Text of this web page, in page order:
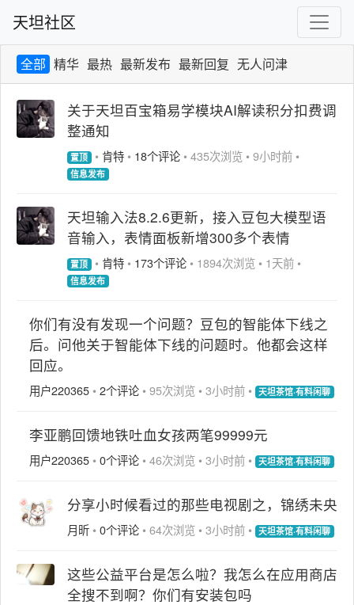
天坦社区
全部 精华 最热 最新发布 最新回复 无人问津
关于天坦百宝箱易学模块AI解读积分扣费调
整通知
置顶 • 肯特 • 18个评论 • 435次浏览 • 9小时前 •
信息发布
天坦输入法8.2.6更新，接入豆包大模型语
音输入，表情面板新增300多个表情
置顶 • 肯特 • 173个评论 • 1894次浏览 • 1天前 •
信息发布
你们有没有发现一个问题？豆包的智能体下线之
后。问他关于智能体下线的问题时。他都会这样
回应。
用户220365 •2个评论 •95次浏览 •3小时前 • 天坦茶馆·有料闲聊
李亚鹏回馈地铁吐血女孩两笔99999元
用户220365 •0个评论 •46次浏览 •3小时前 • 天坦茶馆·有料闲聊
分享小时候看过的那些电视剧之，锦绣未央
月昕 •0个评论 •64次浏览 •3小时前 • 天坦茶馆·有料闲聊
这些公益平台是怎么啦？我怎么在应用商店
全搜不到啊？你们有安装包吗